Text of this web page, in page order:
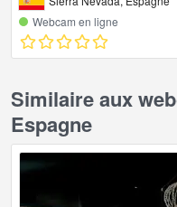
Webcam en ligne
Similaire aux
Espagne